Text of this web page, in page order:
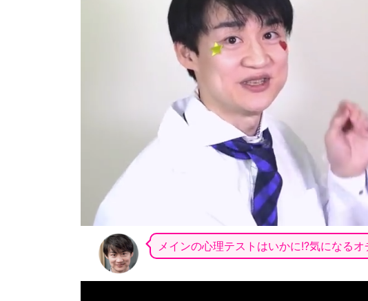
メインの心理テストはいかに!?気になる